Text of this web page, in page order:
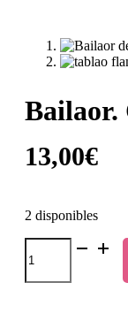
Bailaor.
13,00€
2 disponibles
Bailaor.
Cerámica